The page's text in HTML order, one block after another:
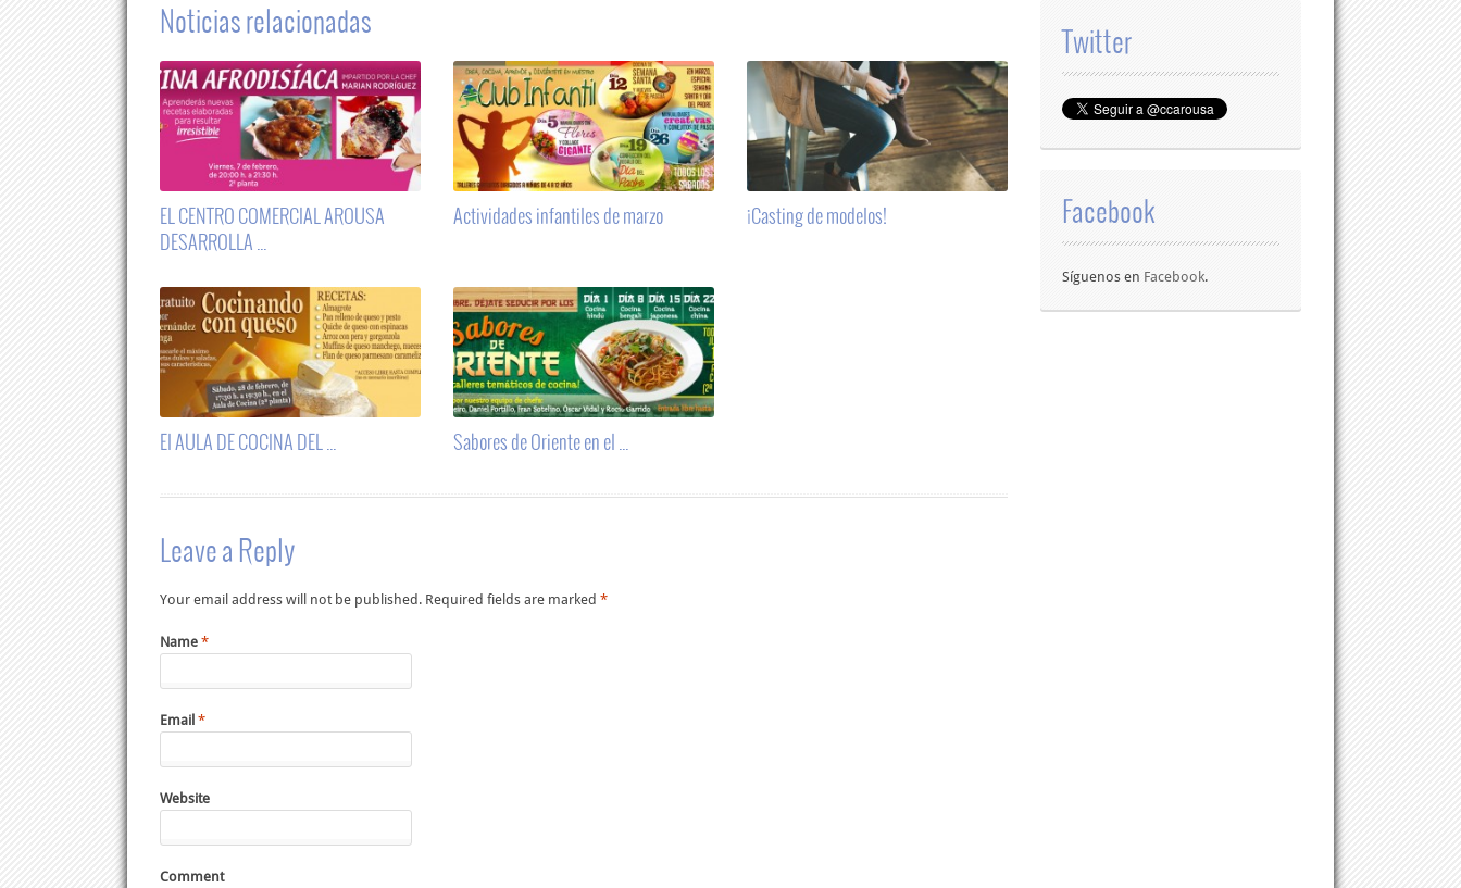
Noticias relacionadas
EL CENTRO COMERCIAL AROUSA
DESARROLLA ...
Ver noticia
Fotos
Actividades infantiles de marzo
Ver noticia
Fotos
¡Casting de modelos!
El AULA DE COCINA DEL ...
Ver noticia
Fotos
Sabores de Oriente en el ...
Leave a Reply
Your email address will not be published. Required fields are marked *
Name *
Email *
Website
Comment
Twitter
Facebook
Síguenos en Facebook.